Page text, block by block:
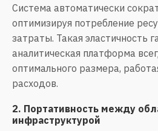
Система автоматически
оптимизируя потребление
затраты. Такая эластичность
аналитическая платформа
оптимального размера,
расходов.
2. Портативность между
инфраструктурой